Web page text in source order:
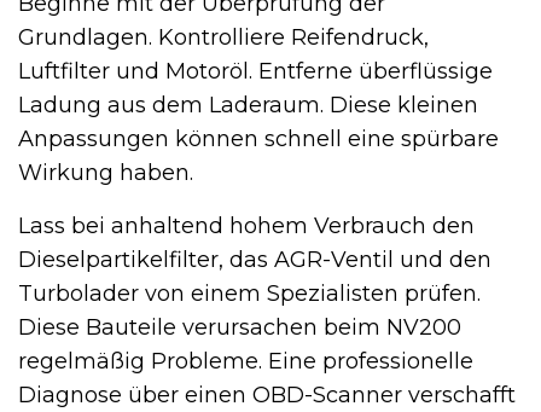
Grundlagen. Kontrolliere Reifendruck,
Luftfilter und Motoröl. Entferne überflüssige
Ladung aus dem Laderaum. Diese kleinen
Anpassungen können schnell eine spürbare
Wirkung haben.
Lass bei anhaltend hohem Verbrauch den
Dieselpartikelfilter, das AGR-Ventil und den
Turbolader von einem Spezialisten prüfen.
Diese Bauteile verursachen beim NV200
regelmäßig Probleme. Eine professionelle
Diagnose über einen OBD-Scanner verschafft